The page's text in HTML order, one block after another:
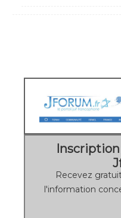
Recevez
l'information